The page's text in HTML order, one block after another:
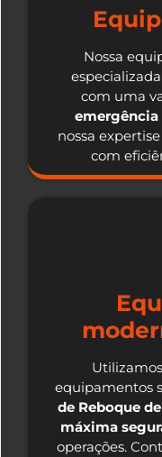
Nossa
com uma
nossa
com
equipamentos
de Reboque
máxima
operações.